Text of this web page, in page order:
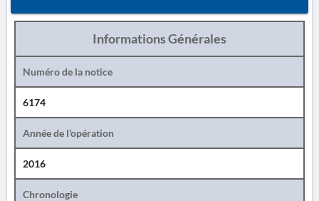
Informations Générales
Numéro de la notice
6174
Année de l'opération
2016
Chronologie